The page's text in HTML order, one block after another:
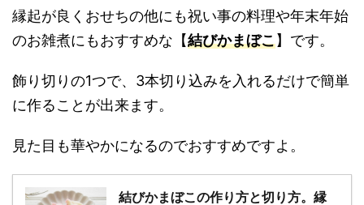
縁起が良くおせちの他にも祝い事の料理や年末年始
のお雑煮にもおすすめな【結びかまぼこ】です。
飾り切りの1つで、3本切り込みを入れるだけで簡単
に作ることが出来ます。
見た目も華やかになるのでおすすめですよ。
結びかまぼこの作り方と切り方。縁